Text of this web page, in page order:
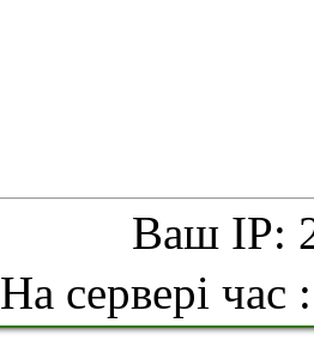
Ваш IP:
На сервері